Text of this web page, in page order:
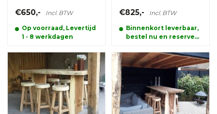
€650,- Incl. BTW
Op voorraad, Levertijd
1 - 8 werkdagen
€825,- Incl. BTW
Binnenkort leverbaar,
bestel nu en reserveer